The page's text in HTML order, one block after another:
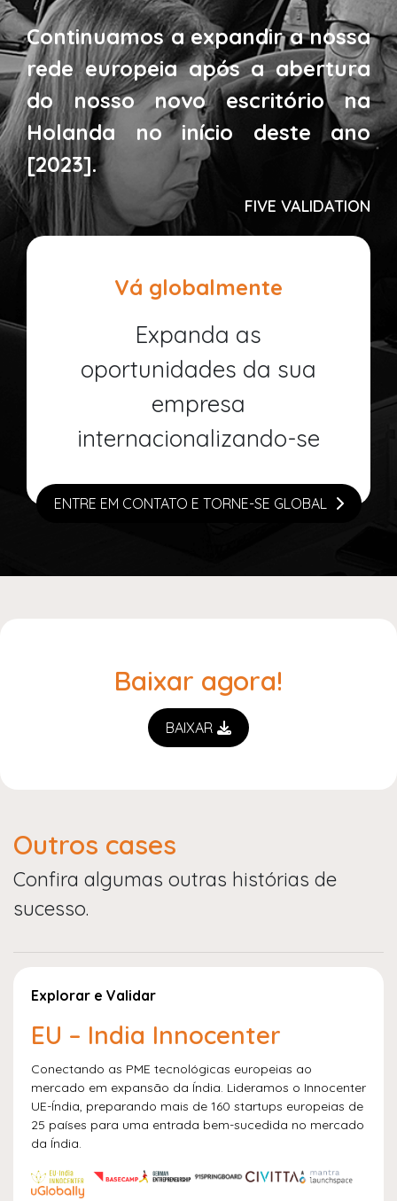
Continuamos a expandir a nossa
rede europeia após a abertura
do nosso novo escritório na
Holanda no início deste ano
[2023].
FIVE VALIDATION
Vá globalmente
Expanda as
oportunidades da sua
empresa
internacionalizando-se
ENTRE EM CONTATO E TORNE-SE GLOBAL
Baixar agora!
BAIXAR
Outros cases
Confira algumas outras histórias de
sucesso.
Explorar e Validar
EU – India Innocenter
Conectando as PME tecnológicas europeias ao
mercado em expansão da Índia. Lideramos o Innocenter
UE-Índia, preparando mais de 160 startups europeias de
25 países para uma entrada bem-sucedida no mercado
da Índia.